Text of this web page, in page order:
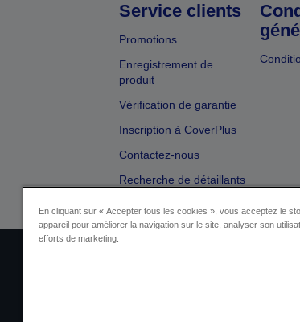
Service clients
Promotions
Enregistrement de
produit
Vérification de garantie
Inscription à CoverPlus
Contactez-nous
Recherche de détaillants
En cliquant sur « Accepter tous les cookies », vous acceptez le
appareil pour améliorer la navigation sur le site, analyser son
efforts de marketing.